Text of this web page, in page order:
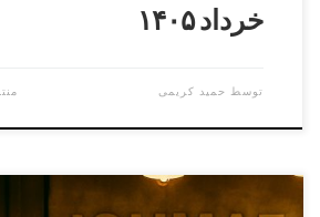
خرداد ۱۴۰۵
توسط حمید کریمی